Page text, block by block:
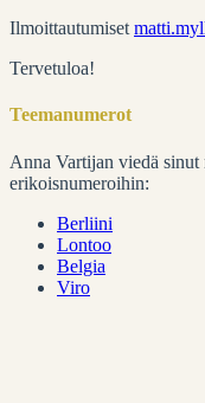
Ilmoittautumiset
Tervetuloa!
Teemanumerot
Anna Vartijan viedä
erikoisnumeroihin:
Berliini
Lontoo
Belgia
Viro